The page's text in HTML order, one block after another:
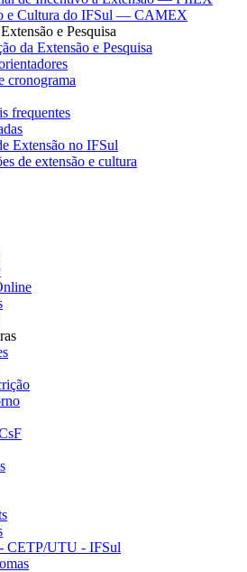
e Cultura do IFSul — CAMEX
e Pesquisa
da Extensão e Pesquisa
cronograma
frequentes
Extensão no IFSul
de extensão e cultura
CETP/UTU - IFSul